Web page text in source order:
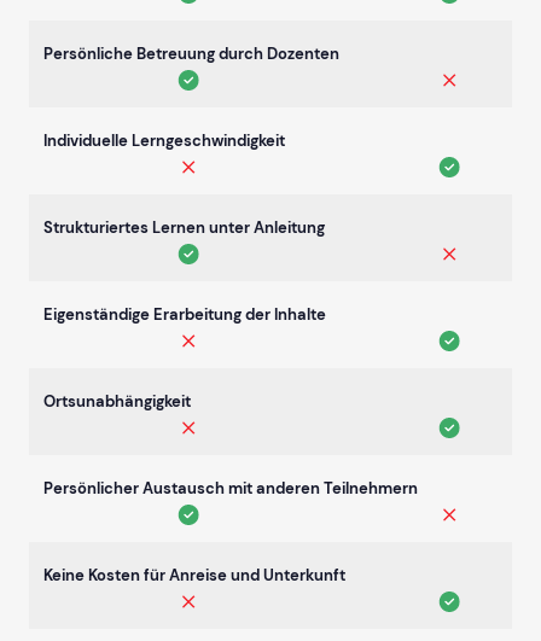
Persönliche Betreuung durch Dozenten
Individuelle Lerngeschwindigkeit
Strukturiertes Lernen unter Anleitung
Eigenständige Erarbeitung der Inhalte
Ortsunabhängigkeit
Persönlicher Austausch mit anderen Teilnehmern
Keine Kosten für Anreise und Unterkunft